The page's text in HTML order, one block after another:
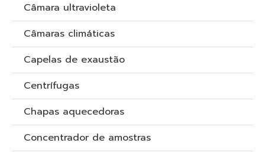
Câmara ultravioleta
Câmaras climáticas
Capelas de exaustão
Centrífugas
Chapas aquecedoras
Concentrador de amostras